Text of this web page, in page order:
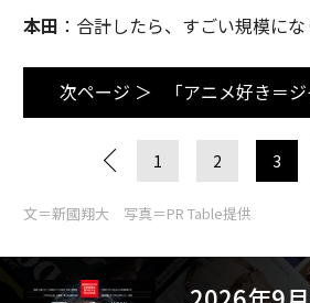
本田 ：合計したら、すごい規模にな
次ページ ＞ 「アニメ好き＝
1 2 3
文＝新國翔大 写真＝PR Table提供